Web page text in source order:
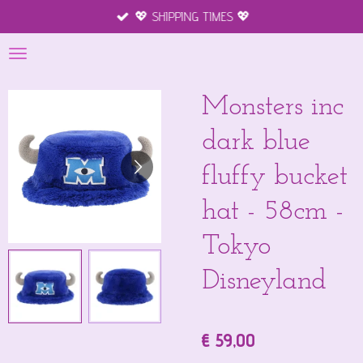
direct
naar
hoofdinhoud
💖 SHIPPING TIMES 💖
Monsters inc
dark blue
fluffy bucket
hat - 58cm -
Tokyo
Disneyland
€ 59,00